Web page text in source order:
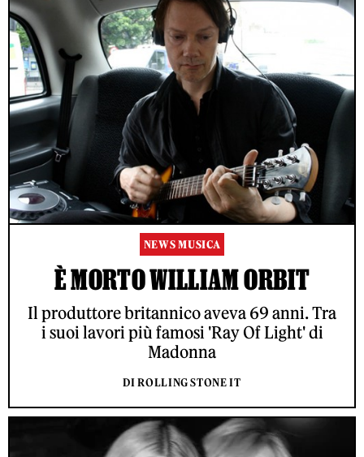
NEWS MUSICA
È MORTO WILLIAM ORBIT
Il produttore britannico aveva 69 anni. Tra
i suoi lavori più famosi 'Ray Of Light' di
Madonna
DI ROLLING STONE IT